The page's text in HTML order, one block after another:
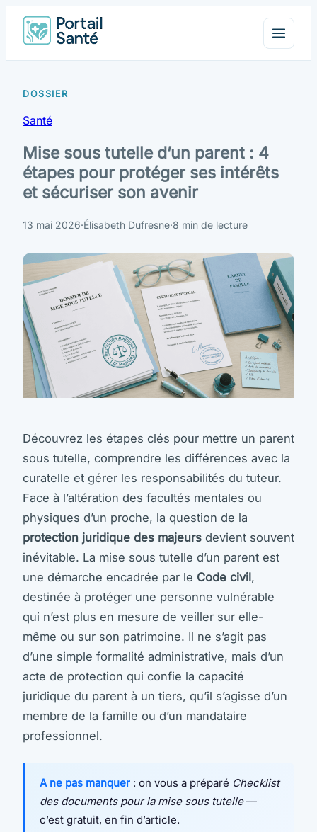
Santé
Mise sous tutelle d’un parent : 4
étapes pour protéger ses intérêts
et sécuriser son avenir
13 mai 2026·Élisabeth Dufresne·8 min de lecture
Découvrez les étapes clés pour mettre un parent
sous tutelle, comprendre les différences avec la
curatelle et gérer les responsabilités du tuteur.
Face à l’altération des facultés mentales ou
physiques d’un proche, la question de la
protection juridique des majeurs devient souvent
inévitable. La mise sous tutelle d’un parent est
une démarche encadrée par le Code civil,
destinée à protéger une personne vulnérable
qui n’est plus en mesure de veiller sur elle-
même ou sur son patrimoine. Il ne s’agit pas
d’une simple formalité administrative, mais d’un
acte de protection qui confie la capacité
juridique du parent à un tiers, qu’il s’agisse d’un
membre de la famille ou d’un mandataire
professionnel.
A ne pas manquer : on vous a préparé Checklist
des documents pour la mise sous tutelle—
c’est gratuit, en fin d’article.